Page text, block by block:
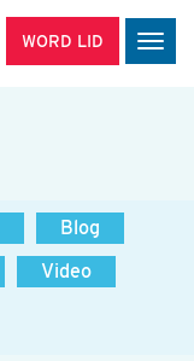
WORD LID
Blog
Video